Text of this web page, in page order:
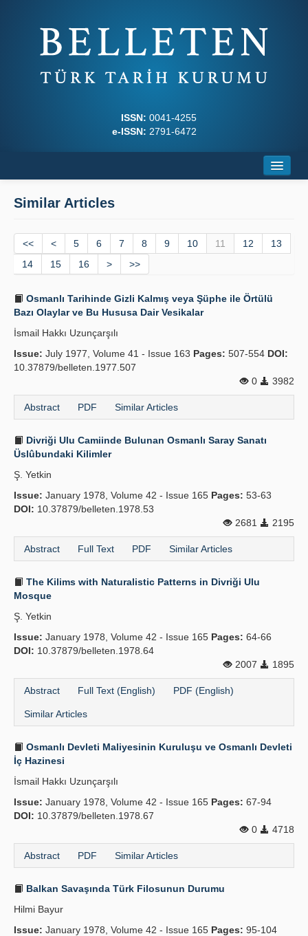
ISSN: 0041-4255
e-ISSN: 2791-6472
Journal Boards
Writing Rules
Principles
Guidelines
Similar Articles
<< < 5 6 7 8 9 10 11 12
13
14
15 16 > >>
Osmanlı Tarihinde Gizli Kalmış veya Şüphe ile Örtülü
Bazı Olaylar ve Bu Hususa Dair Vesikalar
İsmail Hakkı Uzunçarşılı
Issue: July 1977, Volume 41 - Issue 163 Pages: 507-554 DOI:
10.37879/belleten.1977.507
0
3982
Abstract PDF Similar Articles
Divriği Ulu Camiinde Bulunan Osmanlı Saray Sanatı
Üslûbundaki Kilimler
Ş. Yetkin
Issue: January 1978, Volume 42 - Issue 165 Pages: 53-63
DOI: 10.37879/belleten.1978.53
2681
2195
Abstract Full Text PDF Similar Articles
The Kilims with Naturalistic Patterns in Divriği Ulu
Mosque
Ş. Yetkin
Issue: January 1978, Volume 42 - Issue 165 Pages: 64-66
DOI: 10.37879/belleten.1978.64
2007
1895
Abstract Full Text (English) PDF (English)
Similar Articles
Osmanlı Devleti Maliyesinin Kuruluşu ve Osmanlı Devleti
İç Hazinesi
İsmail Hakkı Uzunçarşılı
Issue: January 1978, Volume 42 - Issue 165 Pages: 67-94
DOI: 10.37879/belleten.1978.67
0
4718
Abstract PDF Similar Articles
Balkan Savaşında Türk Filosunun Durumu
Hilmi Bayur
Issue: January 1978, Volume 42 - Issue 165 Pages: 95-104